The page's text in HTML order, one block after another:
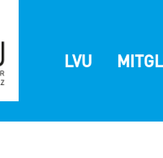
LVU